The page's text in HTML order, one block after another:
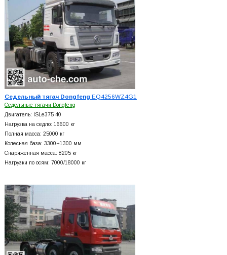
Седельный тягач Dongfeng EQ4256WZ4G1
Седельные тягачи Dongfeng
Двигатель: ISLe375 40
Нагрузка на седло: 16600 кг
Полная масса: 25000 кг
Колесная база: 3300+1300 мм
Снаряженная масса: 8205 кг
Нагрузки по осям: 7000/18000 кг